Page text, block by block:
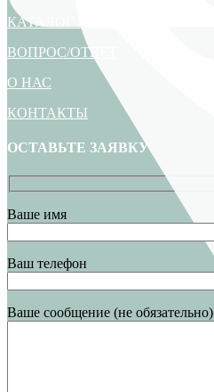
КАТАЛОГ МЕБЕЛИ
ВОПРОС/ОТВЕТ
О НАС
КОНТАКТЫ
ОСТАВЬТЕ ЗАЯВКУ
Ваше имя
Ваш телефон
Ваше сообщение (не обязательно)